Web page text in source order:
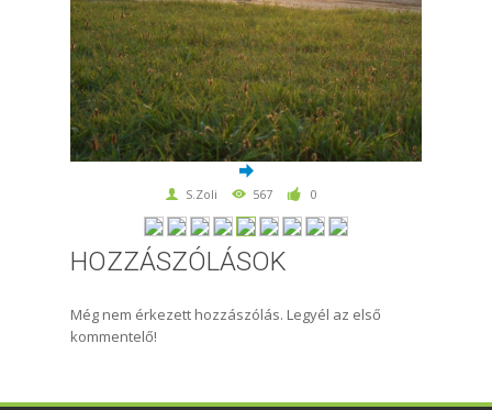
S.Zoli 567 0
HOZZÁSZÓLÁSOK
Még nem érkezett hozzászólás. Legyél az első
kommentelő!